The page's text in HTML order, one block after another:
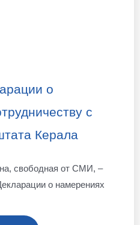
о
с
Керала
свободная от СМИ, –
о намерениях